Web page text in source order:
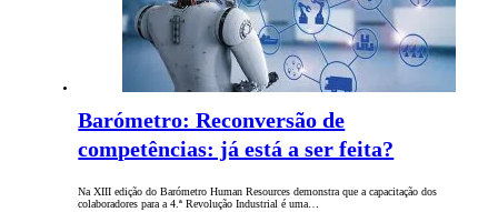
Barómetro: Reconversão de
competências: já está a ser feita?
Na XIII edição do Barómetro Human Resources demonstra que a capacitação dos
colaboradores para a 4.ª Revolução Industrial é uma…